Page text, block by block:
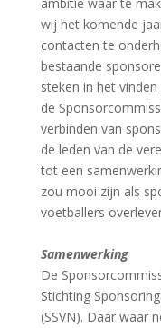
wij het komende
contacten te
bestaande
steken in het
de
verbinden van
de leden van de
tot een
zou mooi zijn als
voetballers
Samenwerking
De
Stichting
(SSVN). Daar waar